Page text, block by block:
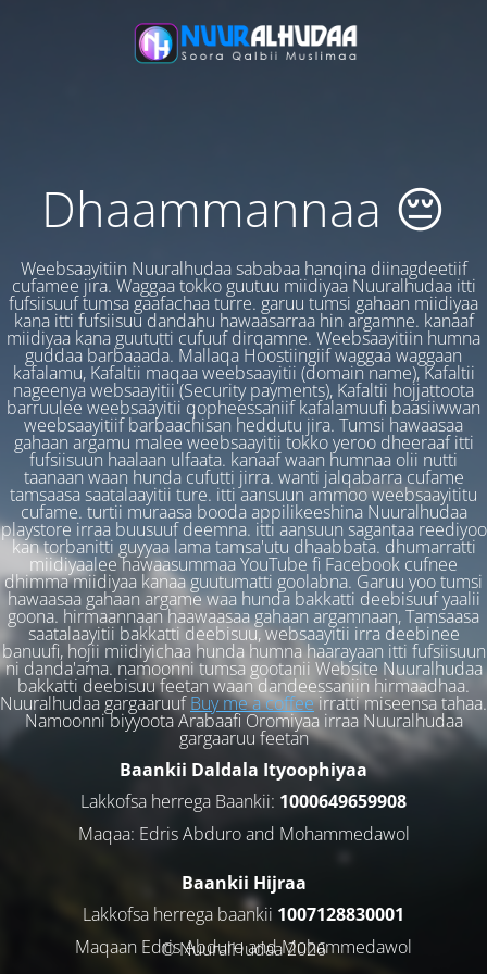
Dhaammannaa 😔
Weebsaayitiin Nuuralhudaa sababaa hanqina diinagdeetiif
cufamee jira. Waggaa tokko guutuu miidiyaa Nuuralhudaa itti
fufsiisuuf tumsa gaafachaa turre. garuu tumsi gahaan miidiyaa
kana itti fufsiisuu dandahu hawaasarraa hin argamne. kanaaf
miidiyaa kana guututti cufuuf dirqamne. Weebsaayitiin humna
guddaa barbaaada. Mallaqa Hoostiingiif waggaa waggaan
kafalamu, Kafaltii maqaa weebsaayitii (domain name), Kafaltii
nageenya websaayitii (Security payments), Kafaltii hojjattoota
barruulee weebsaayitii qopheessaniif kafalamuufi baasiiwwan
weebsaayitiif barbaachisan heddutu jira. Tumsi hawaasaa
gahaan argamu malee weebsaayitii tokko yeroo dheeraaf itti
fufsiisuun haalaan ulfaata. kanaaf waan humnaa olii nutti
taanaan waan hunda cufutti jirra. wanti jalqabarra cufame
tamsaasa saatalaayitii ture. itti aansuun ammoo weebsaayititu
cufame. turtii muraasa booda appilikeeshina Nuuralhudaa
playstore irraa buusuuf deemna. itti aansuun sagantaa reediyoo
kan torbanitti guyyaa lama tamsa'utu dhaabbata. dhumarratti
miidiyaalee hawaasummaa YouTube fi Facebook cufnee
dhimma miidiyaa kanaa guutumatti goolabna. Garuu yoo tumsi
hawaasaa gahaan argame waa hunda bakkatti deebisuuf yaalii
goona. hirmaannaan haawaasaa gahaan argamnaan, Tamsaasa
saatalaayitii bakkatti deebisuu, websaayitii irra deebinee
banuufi, hojii miidiyichaa hunda humna haarayaan itti fufsiisuun
ni danda'ama. namoonni tumsa gootanii Website Nuuralhudaa
bakkatti deebisuu feetan waan dandeessaniin hirmaadhaa.
Nuuralhudaa gargaaruufBuy me a coffeeirratti miseensa tahaa.
Namoonni biyyoota Arabaafi Oromiyaa irraa Nuuralhudaa
gargaaruu feetan
Baankii Daldala Ityoophiyaa
Lakkofsa herrega Baankii: 1000649659908
Maqaa: Edris Abduro and Mohammedawol
Baankii Hijraa
Lakkofsa herrega baankii 1007128830001
Maqaan Edris Abduro and Muhammedawol
© NuuralHudaa 2026